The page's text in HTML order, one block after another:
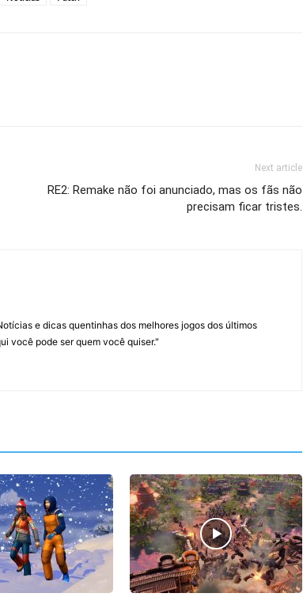
Next article
RE2: Remake não foi anunciado, mas os fãs não
precisam ficar tristes.
e dicas quentinhas dos melhores jogos dos últimos
você pode ser quem você quiser."